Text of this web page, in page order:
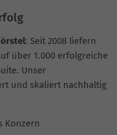
: Seit 2008 liefern
über 1.000 erfolgreiche
Unser
und skaliert nachhaltig
Konzern